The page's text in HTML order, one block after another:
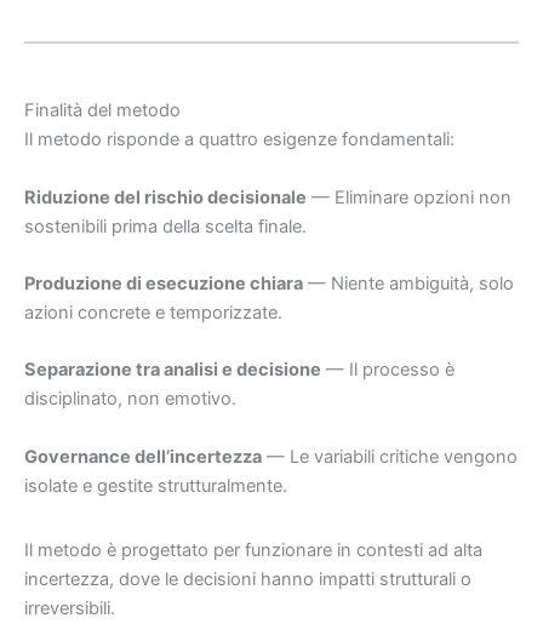
Finalità del metodo
Il metodo risponde a quattro esigenze fondamentali:
Riduzione del rischio decisionale — Eliminare opzioni non
sostenibili prima della scelta finale.
Produzione di esecuzione chiara — Niente ambiguità, solo
azioni concrete e temporizzate.
Separazione tra analisi e decisione — Il processo è
disciplinato, non emotivo.
Governance dell’incertezza — Le variabili critiche vengono
isolate e gestite strutturalmente.
Il metodo è progettato per funzionare in contesti ad alta
incertezza, dove le decisioni hanno impatti strutturali o
irreversibili.